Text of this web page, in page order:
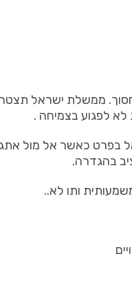
. ממשלת ישראל
לא לפגוע בצמיחה .
בפרט כאשר אל מול
בהגדרה.
ותו לא..